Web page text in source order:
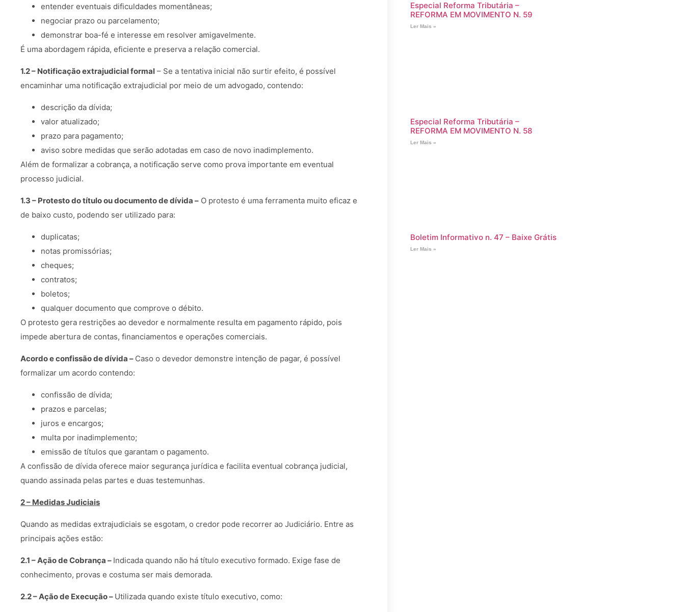
entender eventuais dificuldades momentâneas;
negociar prazo ou parcelamento;
demonstrar boa-fé e interesse em resolver amigavelmente.
É uma abordagem rápida, eficiente e preserva a relação comercial.
1.2 – Notificação extrajudicial formal – Se a tentativa inicial não surtir efeito, é possível
encaminhar uma notificação extrajudicial por meio de um advogado, contendo:
descrição da dívida;
valor atualizado;
prazo para pagamento;
aviso sobre medidas que serão adotadas em caso de novo inadimplemento.
Além de formalizar a cobrança, a notificação serve como prova importante em eventual
processo judicial.
1.3 – Protesto do título ou documento de dívida – O protesto é uma ferramenta muito eficaz e
de baixo custo, podendo ser utilizado para:
duplicatas;
notas promissórias;
cheques;
contratos;
boletos;
qualquer documento que comprove o débito.
O protesto gera restrições ao devedor e normalmente resulta em pagamento rápido, pois
impede abertura de contas, financiamentos e operações comerciais.
Acordo e confissão de dívida – Caso o devedor demonstre intenção de pagar, é possível
formalizar um acordo contendo:
confissão de dívida;
prazos e parcelas;
juros e encargos;
multa por inadimplemento;
emissão de títulos que garantam o pagamento.
A confissão de dívida oferece maior segurança jurídica e facilita eventual cobrança judicial,
quando assinada pelas partes e duas testemunhas.
2 – Medidas Judiciais
Quando as medidas extrajudiciais se esgotam, o credor pode recorrer ao Judiciário. Entre as
principais ações estão:
2.1 – Ação de Cobrança – Indicada quando não há título executivo formado. Exige fase de
conhecimento, provas e costuma ser mais demorada.
2.2 – Ação de Execução – Utilizada quando existe título executivo, como:
Especial Reforma Tributária –
REFORMA EM MOVIMENTO N. 59
Ler Mais »
Especial Reforma Tributária –
REFORMA EM MOVIMENTO N. 58
Ler Mais »
Boletim Informativo n. 47 – Baixe Grátis
Ler Mais »